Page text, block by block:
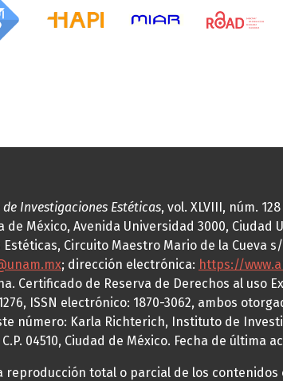
Investigaciones Estéticas, vol. XLVIII, núm.
de México, Avenida Universidad 3000, Ciudad
Circuito Maestro Mario de la Cueva
; dirección electrónica: https://
Certificado de Reserva de Derechos al uso
ISSN electrónico: 1870-3062, ambos
número: Karla Richterich, Instituto de
04510, Ciudad de México. Fecha de última
reproducción total o parcial de los